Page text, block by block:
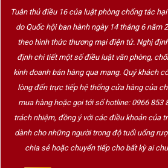
Tuân thủ điều 16 của luật phòng chống tác
do Quốc hội ban hành ngày 14 tháng 6 năm
theo hình thức thương mại điện tử. Nghị
định chi tiết một số điều luật văn phòng,
kinh doanh bán hàng qua mạng. Quý khách
lòng đến trực tiếp hệ thống cửa hàng của
mua hàng hoặc gọi tới số hotline: 0966 853
trách nhiệm, đồng ý với các điều khoản của
dành cho những người trong độ tuổi uống
chia sẻ hoặc chuyển tiếp cho bất kỳ ai